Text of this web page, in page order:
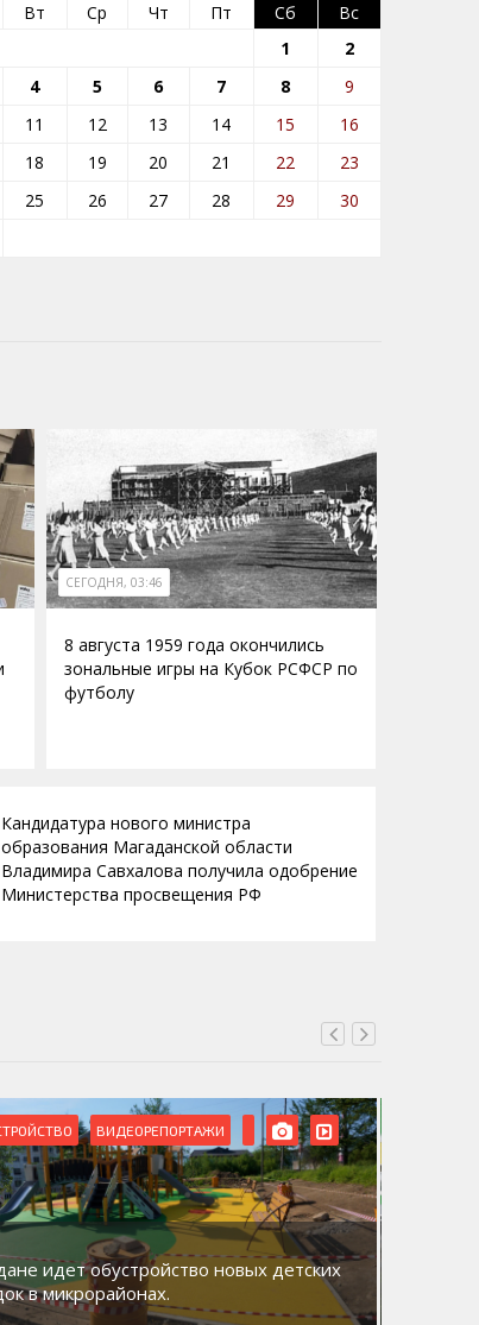
Вт Ср Чт Пт Сб
Вс
1
2
4 5 6 7 8
9
11 12 13 14 15
16
18 19 20 21 22
23
25 26 27 28 29
30
СЕГОДНЯ, 03:46
8 августа 1959 года окончились
зональные игры на Кубок РСФСР по
футболу
Кандидатура нового министра
образования Магаданской области
Владимира Савхалова получила одобрение
Министерства просвещения РФ
ВИДЕОРЕПОРТАЖИ
идет обустройство новых детских
в микрорайонах.